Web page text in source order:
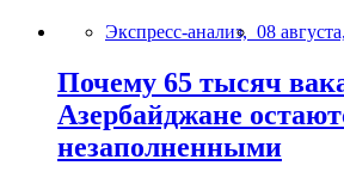
Экспресс-анализ, 08
Почему 65 тысяч
Азербайджане
незаполненными